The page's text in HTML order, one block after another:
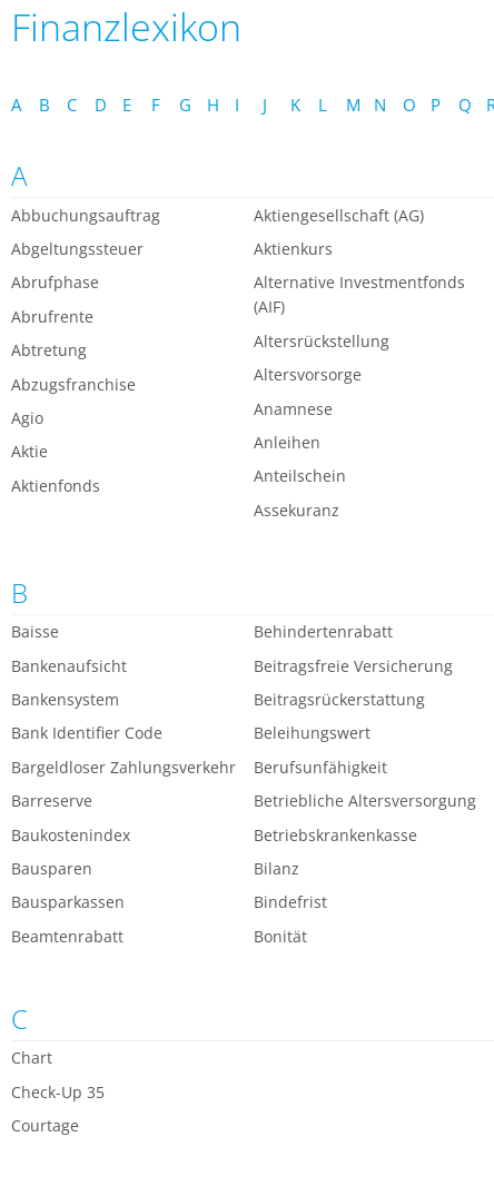
Finanzlexikon
A B C D E F G H I J K L M N O P Q
A
Abbuchungsauftrag
Abgeltungssteuer
Abrufphase
Abrufrente
Abtretung
Abzugsfranchise
Agio
Aktie
Aktienfonds
Aktiengesellschaft (AG)
Aktienkurs
Alternative Investmentfonds
(AIF)
Altersrückstellung
Altersvorsorge
Anamnese
Anleihen
Anteilschein
Assekuranz
B
Baisse
Bankenaufsicht
Bankensystem
Bank Identifier Code
Bargeldloser Zahlungsverkehr
Barreserve
Baukostenindex
Bausparen
Bausparkassen
Beamtenrabatt
Behindertenrabatt
Beitragsfreie Versicherung
Beitragsrückerstattung
Beleihungswert
Berufsunfähigkeit
Betriebliche Altersversorgung
Betriebskrankenkasse
Bilanz
Bindefrist
Bonität
C
Chart
Check-Up 35
Courtage